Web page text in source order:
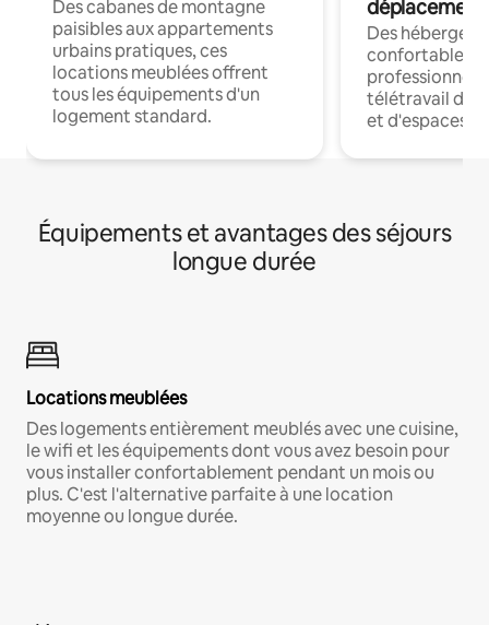
Des cabanes de montagne
paisibles aux appartements
urbains pratiques, ces
locations meublées offrent
tous les équipements d'un
logement standard.
déplacement
Des
confortables
professionnels
télétravail
et d'espaces
Équipements et avantages des séjours
longue durée
Locations meublées
Des logements entièrement meublés avec une cuisine,
le wifi et les équipements dont vous avez besoin pour
vous installer confortablement pendant un mois ou
plus. C'est l'alternative parfaite à une location
moyenne ou longue durée.